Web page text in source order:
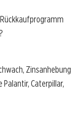
Zinsanhebung
Caterpillar,